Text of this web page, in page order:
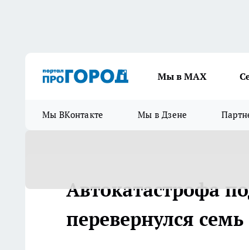
Мы в МАХ
Мы ВКонтакте Мы в Дзене
Автокатастрофа
перевернулся